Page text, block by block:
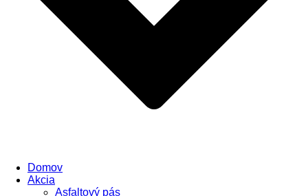
Domov
Akcia
Asfaltový pás